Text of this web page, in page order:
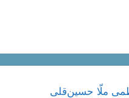
ملّا حسین‌قلی